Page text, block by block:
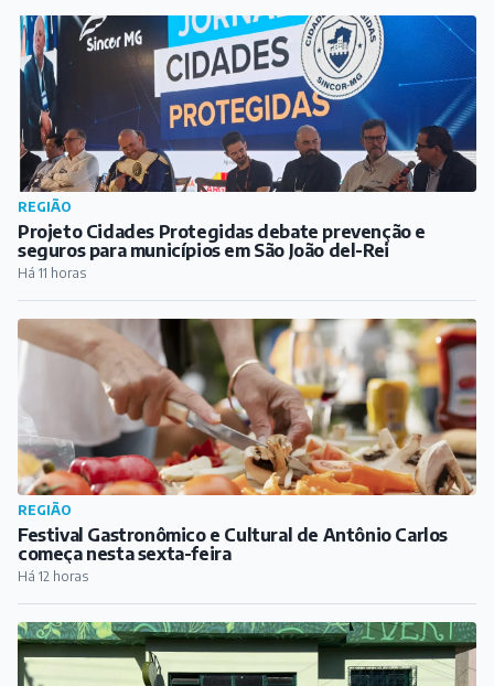
REGIÃO
Projeto Cidades Protegidas debate prevenção e
seguros para municípios em São João del-Rei
Há 11 horas
REGIÃO
Festival Gastronômico e Cultural de Antônio Carlos
começa nesta sexta-feira
Há 12 horas